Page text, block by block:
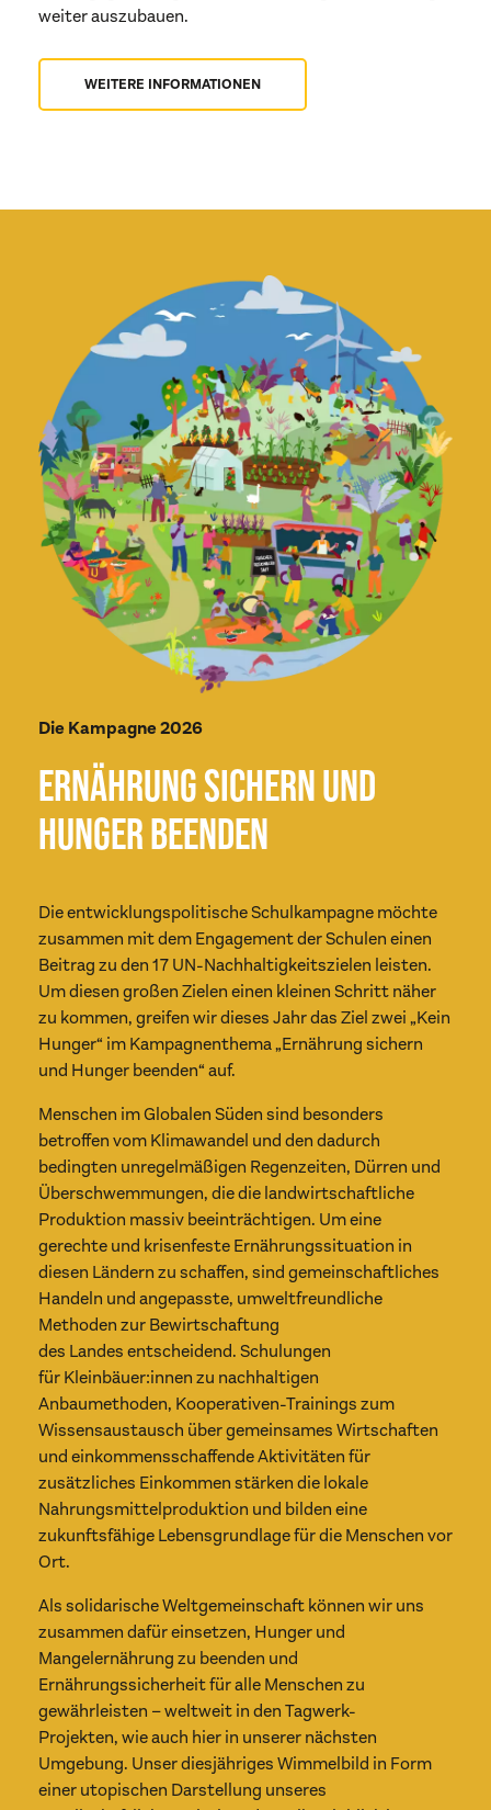
weiter auszubauen.
WEITERE INFORMATIONEN
Die Kampagne 2026
ERNÄHRUNG SICHERN UND
HUNGER BEENDEN
Die entwicklungspolitische Schulkampagne möchte
zusammen mit dem Engagement der Schulen einen
Beitrag zu den 17 UN-Nachhaltigkeitszielen leisten.
Um diesen großen Zielen einen kleinen Schritt näher
zu kommen, greifen wir dieses Jahr das Ziel zwei „Kein
Hunger“ im Kampagnenthema „Ernährung sichern
und Hunger beenden“ auf.
Menschen im Globalen Süden sind besonders
betroffen vom Klimawandel und den dadurch
bedingten unregelmäßigen Regenzeiten, Dürren und
Überschwemmungen, die die landwirtschaftliche
Produktion massiv beeinträchtigen. Um eine
gerechte und krisenfeste Ernährungssituation in
diesen Ländern zu schaffen, sind gemeinschaftliches
Handeln und angepasste, umweltfreundliche
Methoden zur Bewirtschaftung
des Landes entscheidend. Schulungen
für Kleinbäuer:innen zu nachhaltigen
Anbaumethoden, Kooperativen-Trainings zum
Wissensaustausch über gemeinsames Wirtschaften
und einkommensschaffende Aktivitäten für
zusätzliches Einkommen stärken die lokale
Nahrungsmittelproduktion und bilden eine
zukunftsfähige Lebensgrundlage für die Menschen vor
Ort.
Als solidarische Weltgemeinschaft können wir uns
zusammen dafür einsetzen, Hunger und
Mangelernährung zu beenden und
Ernährungssicherheit für alle Menschen zu
gewährleisten – weltweit in den Tagwerk-
Projekten, wie auch hier in unserer nächsten
Umgebung. Unser diesjähriges Wimmelbild in Form
einer utopischen Darstellung unseres